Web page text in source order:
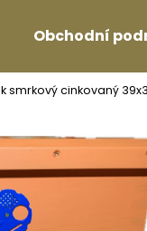
Obchodní
smrkový cinkovaný
najít?
HLEDAT